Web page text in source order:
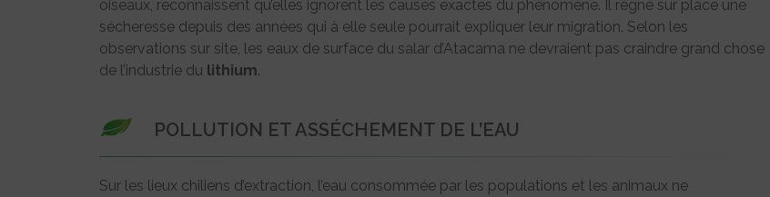
oiseaux, reconnaissent qu’elles ignorent les causes exactes du phénomène. Il règne sur place une
sécheresse depuis des années qui à elle seule pourrait expliquer leur migration. Selon les
observations sur site, les eaux de surface du salar d’Atacama ne devraient pas craindre grand chose
de l’industrie du lithium.
POLLUTION ET ASSÉCHEMENT DE L’EAU
Sur les lieux chiliens d’extraction, l’eau consommée par les populations et les animaux ne